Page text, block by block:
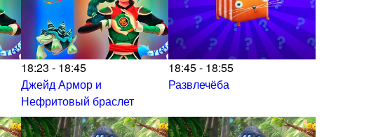
18:23 - 18:45
Джейд Армор и
Нефритовый браслет
18:45 - 18:55
Развлечёба